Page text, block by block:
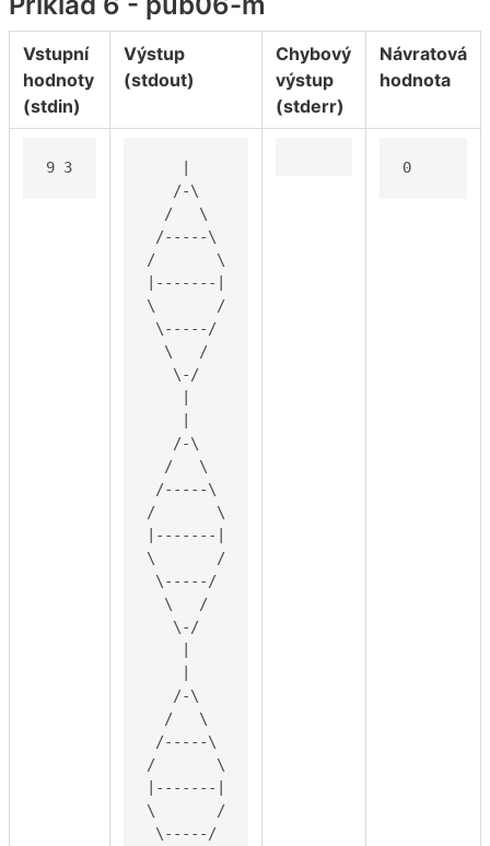
Vstupní
hodnoty
(stdin)
Výstup
(stdout)
Chybový
výstup
(stderr)
Návratová
hodnota
9 3
   /-\
  /   \
/-----\
/       \
|-------|
\       /
\-----/
  \   /
   \-/
   /-\
  /   \
/-----\
/       \
|-------|
\       /
\-----/
  \   /
   \-/
   /-\
  /   \
/-----\
/       \
|-------|
\       /
\-----/
0